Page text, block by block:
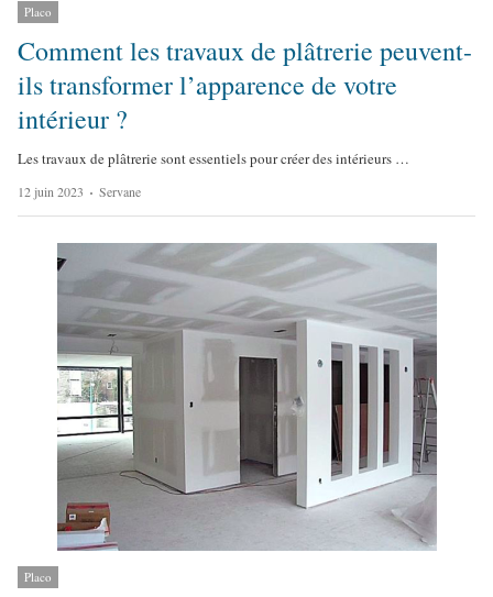
Placo
Comment les travaux de plâtrerie peuvent-
ils transformer l’apparence de votre
intérieur ?
Les travaux de plâtrerie sont essentiels pour créer des intérieurs …
12 juin 2023
A
u
r
Servane
Placo